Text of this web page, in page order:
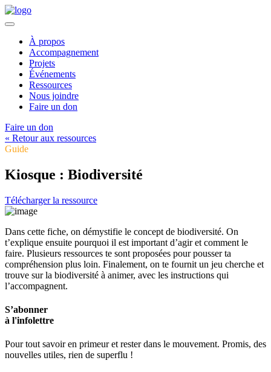
À propos
Accompagnement
Projets
Événements
Ressources
Nous joindre
Faire un don
Faire un don
« Retour aux ressources
Guide
Kiosque : Biodiversité
Télécharger la ressource
Dans cette fiche, on démystifie le concept de biodiversité. On
t’explique ensuite pourquoi il est important d’agir et comment le
faire. Plusieurs ressources te sont proposées pour pousser ta
compréhension plus loin. Finalement, on te fournit un jeu cherche et
trouve sur la biodiversité à animer, avec les instructions qui
l’accompagnent.
S’abonner
à l'infolettre
Pour tout savoir en primeur et rester dans le mouvement. Promis, des
nouvelles utiles, rien de superflu !